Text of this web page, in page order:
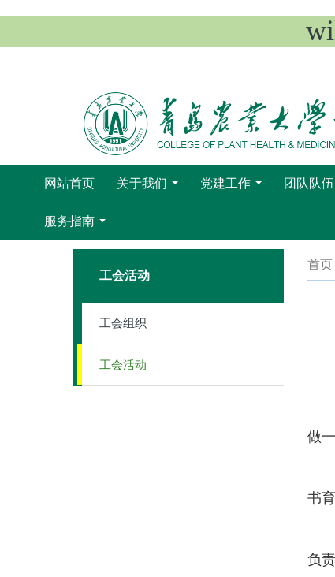
网站首页 关于我们 党建工作 团队队伍
服务指南
工会活动
工会组织
工会活动
首页
12
做
会
书
罗
负